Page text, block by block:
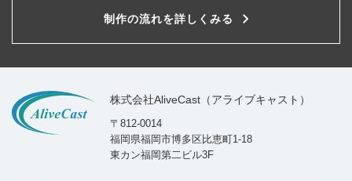
制作の流れを詳しくみる
株式会社AliveCast（アライブキャスト）
〒812-0014
福岡県福岡市博多区比恵町1-18
東カン福岡第二ビル3F